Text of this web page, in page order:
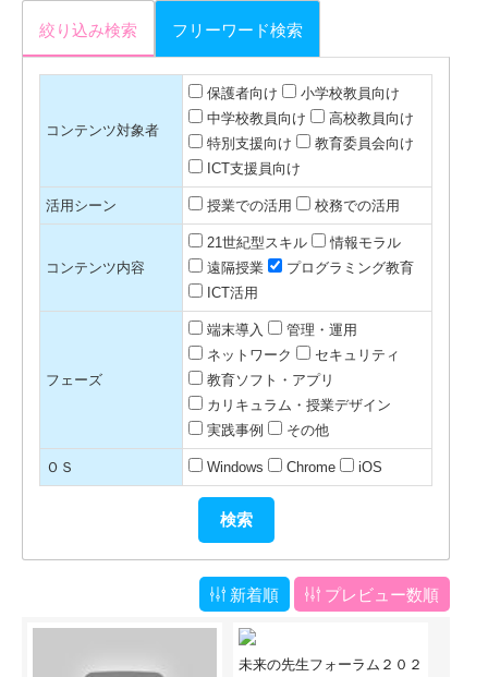
絞り込み検索 フリーワード検索
コンテンツ対象者
保護者向け
小学校教員向け
中学校教員向け
高校教員向け
特別支援向け
教育委員会向け
ICT支援員向け
活用シーン 授業での活用 校務での活用
コンテンツ内容
21世紀型スキル
情報モラル
遠隔授業
プログラミング教育
ICT活用
フェーズ
端末導入
管理・運用
ネットワーク
セキュリティ
教育ソフト・アプリ
カリキュラム・授業デザイン
実践事例
その他
ＯＳ Windows Chrome iOS
新着順 プレビュー数順
未来の先生フォーラム２０２